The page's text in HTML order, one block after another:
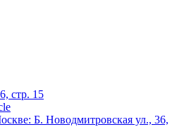
стр. 15
Б. Новодмитровская ул., 36,